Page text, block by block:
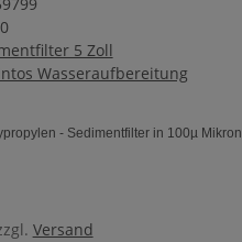
5 Zoll
Wasseraufbereitung
- Sedimentfilter in 100µ Mikron
Versand